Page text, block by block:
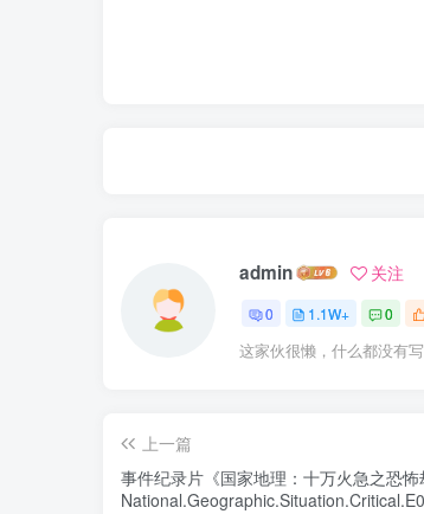
admin 关注
0 1.1W+ 0
这家伙很懒，什么都没有
上一篇
事件纪录片《国家地理：十万火急之恐怖